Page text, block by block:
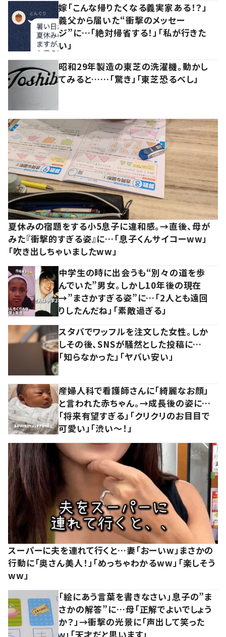
嫁「こんな帰りたくなる義実家ある！？」
義父から届いた“衝撃のメッセー
ジ”に…「絶対帰省する！」「私が行きた
い」
昭和29年製造の東芝の洗濯機。動かし
てみると……「驚き」「東芝恐るべし」
夏休みの宿題をする小5息子に違和感。→直後、母が
みた『衝撃的すぎる姿』に…「息子くんサイコーww」
「吹き出しちゃいましたww」
中学生の時に出会うも“別々の道を歩
んでいた”男女。しかし10年後の現在
→”まさかすぎる姿”に…「2人とも遠回
りしたんだね」「素敵過ぎる」
スタバでワッフルを注文した女性。しか
しその後、SNSが騒然とした投稿に…
「知らなかった」「ヤバい安い」
産婦人科で看護師さんに「綺麗なお顔」
と言われた赤ちゃん。→成長後の姿に…
「将来有望すぎる」「クリクリのお目目で
可愛い」「渋い～！」
スーパーに夫を連れて行くと…妻「おーいw」まさかの
行動に「奥さん美人！」「めっちゃわかるww」「楽しそう
ww」
「絵にあう言葉を書きなさい」息子の”ま
さかの解答”に…母「正解でよいでしょう
か？」→衝撃の光景に「声出して笑った
ｗ」「天才だと思います」